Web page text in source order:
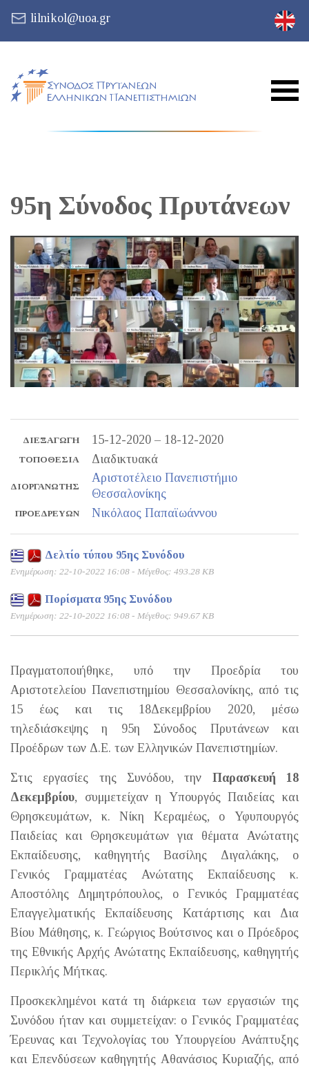
lilnikol@uoa.gr
95η Σύνοδος Πρυτάνεων
ΔΙΕΞΑΓΩΓΉ 15-12-2020 – 18-12-2020
ΤΟΠΟΘΕΣΊΑ Διαδικτυακά
ΔΙΟΡΓΑΝΩΤΉΣ
Αριστοτέλειο Πανεπιστήμιο
Θεσσαλονίκης
ΠΡΟΕΔΡΕΎΩΝ Νικόλαος Παπαϊωάννου
Δελτίο τύπου 95ης Συνόδου
Ενημέρωση: 22-10-2022 16:08 - Μέγεθος: 493.28 KB
Πορίσματα 95ης Συνόδου
Ενημέρωση: 22-10-2022 16:08 - Μέγεθος: 949.67 KB
Πραγματοποιήθηκε, υπό την Προεδρία του
Αριστοτελείου Πανεπιστημίου Θεσσαλονίκης, από τις
15 έως και τις 18Δεκεμβρίου 2020, μέσω
τηλεδιάσκεψης η 95η Σύνοδος Πρυτάνεων και
Προέδρων των Δ.Ε. των Ελληνικών Πανεπιστημίων.
Στις εργασίες της Συνόδου, την Παρασκευή 18
Δεκεμβρίου, συμμετείχαν η Υπουργός Παιδείας και
Θρησκευμάτων, κ. Νίκη Κεραμέως, ο Υφυπουργός
Παιδείας και Θρησκευμάτων για θέματα Ανώτατης
Εκπαίδευσης, καθηγητής Βασίλης Διγαλάκης, ο
Γενικός Γραμματέας Ανώτατης Εκπαίδευσης κ.
Αποστόλης Δημητρόπουλος, ο Γενικός Γραμματέας
Επαγγελματικής Εκπαίδευσης Κατάρτισης και Δια
Βίου Μάθησης, κ. Γεώργιος Βούτσινος και ο Πρόεδρος
της Εθνικής Αρχής Ανώτατης Εκπαίδευσης, καθηγητής
Περικλής Μήτκας.
Προσκεκλημένοι κατά τη διάρκεια των εργασιών της
Συνόδου ήταν και συμμετείχαν: ο Γενικός Γραμματέας
Έρευνας και Τεχνολογίας του Υπουργείου Ανάπτυξης
και Επενδύσεων καθηγητής Αθανάσιος Κυριαζής, από